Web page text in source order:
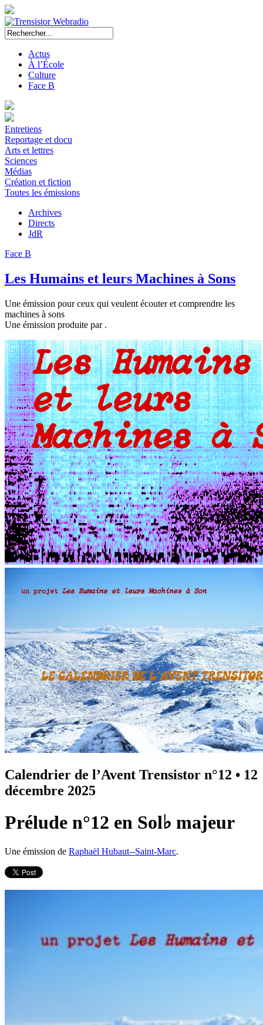
Actus
À l’École
Culture
Face B
Entretiens
Reportage et docu
Arts et lettres
Sciences
Médias
Création et fiction
Toutes les émissions
Archives
Directs
JdR
Face B
Les Humains et leurs Machines à Sons
Une émission pour ceux qui veulent écouter et comprendre les
machines à sons
Une émission produite par .
Calendrier de l’Avent Trensistor n°12 • 12
décembre 2025
Prélude n°12 en Sol♭ majeur
Une émission de Raphaël Hubaut--Saint-Marc.